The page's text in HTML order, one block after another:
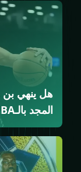
هل ينهي بن
المجد بالـNBA؟